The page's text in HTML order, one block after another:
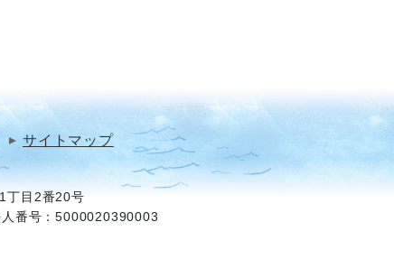
サイトマップ
丁目2番20号
番号：5000020390003